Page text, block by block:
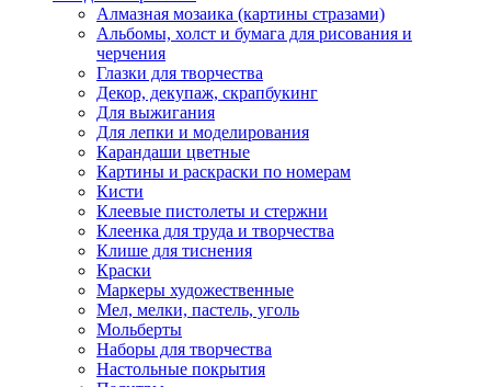
Алмазная мозаика (картины стразами)
Альбомы, холст и бумага для рисования и
черчения
Глазки для творчества
Декор, декупаж, скрапбукинг
Для выжигания
Для лепки и моделирования
Карандаши цветные
Картины и раскраски по номерам
Кисти
Клеевые пистолеты и стержни
Клеенка для труда и творчества
Клише для тиснения
Краски
Маркеры художественные
Мел, мелки, пастель, уголь
Мольберты
Наборы для творчества
Настольные покрытия